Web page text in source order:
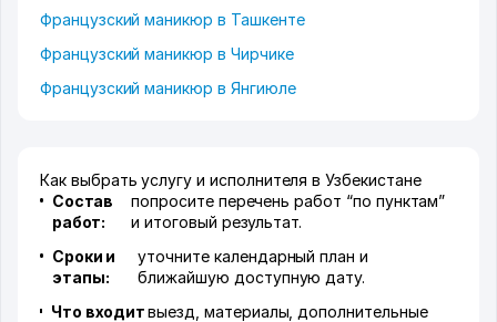
Французский маникюр в Ташкенте
Французский маникюр в Чирчике
Французский маникюр в Янгиюле
Как выбрать услугу и исполнителя в Узбекистане
Состав
работ:
попросите перечень работ “по пунктам”
и итоговый результат.
Сроки и
этапы:
уточните календарный план и
ближайшую доступную дату.
Что входитвыезд, материалы, дополнительные